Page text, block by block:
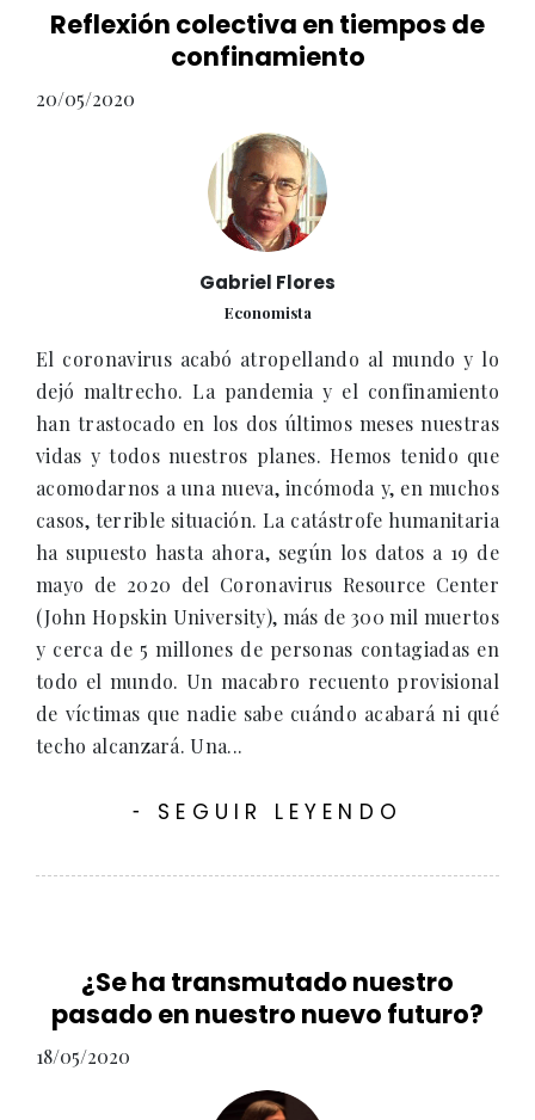
Reflexión colectiva en tiempos de
confinamiento
20/05/2020
Gabriel Flores
Economista
El coronavirus acabó atropellando al mundo y lo
dejó maltrecho. La pandemia y el confinamiento
han trastocado en los dos últimos meses nuestras
vidas y todos nuestros planes. Hemos tenido que
acomodarnos a una nueva, incómoda y, en muchos
casos, terrible situación. La catástrofe humanitaria
ha supuesto hasta ahora, según los datos a 19 de
mayo de 2020 del Coronavirus Resource Center
(John Hopskin University), más de 300 mil muertos
y cerca de 5 millones de personas contagiadas en
todo el mundo. Un macabro recuento provisional
de víctimas que nadie sabe cuándo acabará ni qué
techo alcanzará. Una...
- SEGUIR LEYENDO
¿Se ha transmutado nuestro
pasado en nuestro nuevo futuro?
18/05/2020